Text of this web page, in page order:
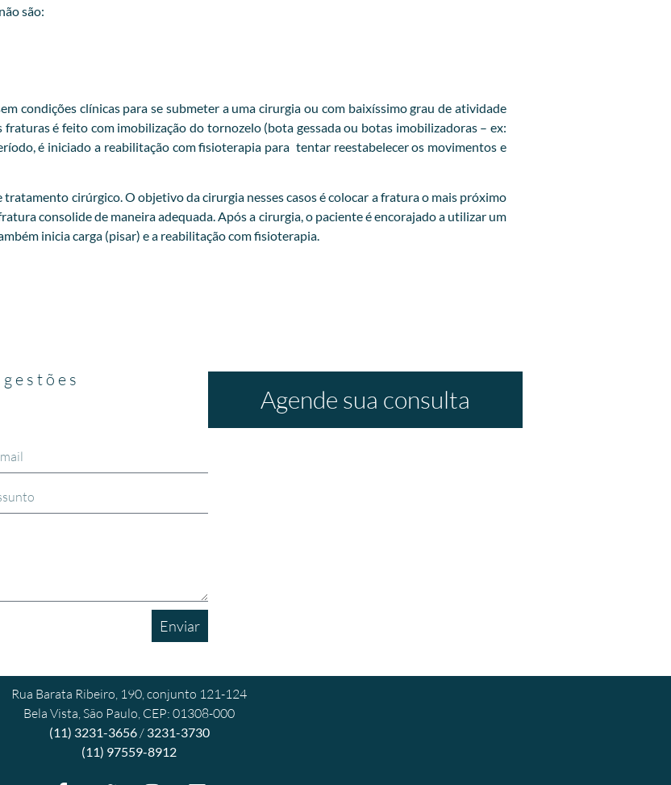
são:
condições clínicas para se submeter a uma cirurgia ou com baixíssimo grau de atividade
é feito com imobilização do tornozelo (bota gessada ou botas imobilizadoras – ex:
é iniciado a reabilitação com fisioterapia para tentar reestabelecer os movimentos e
cirúrgico. O objetivo da cirurgia nesses casos é colocar a fratura o mais próximo
consolide de maneira adequada. Após a cirurgia, o paciente é encorajado a utilizar um
inicia carga (pisar) e a reabilitação com fisioterapia.
Enviar
Agende sua consulta
Rua Barata Ribeiro, 190, conjunto 121-124
Bela Vista, São Paulo, CEP: 01308-000
(11) 3231-3656/ 3231-3730
(11) 97559-8912